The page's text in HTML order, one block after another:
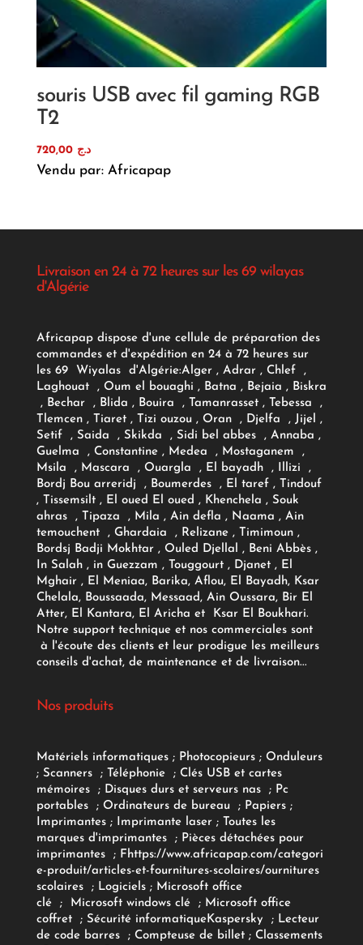
souris USB avec fil gaming RGB
T2
د.ج 720,00
Vendu par: Africapap
Livraison en 24 à 72 heures sur les 69 wilayas
d'Algérie
Africapap dispose d'une cellule de préparation des
commandes et d'expédition en 24 à 72 heures sur
les 69 Wiyalas d'Algérie:Alger , Adrar, Chlef ,
Laghouat , Oum el bouaghi , Batna , Bejaia , Biskra
, Bechar , Blida , Bouira , Tamanrasset , Tebessa ,
Tlemcen , Tiaret , Tizi ouzou , Oran , Djelfa , Jijel ,
Setif , Saida , Skikda , Sidi bel abbes , Annaba ,
Guelma , Constantine , Medea , Mostaganem ,
Msila , Mascara , Ouargla , El bayadh , Illizi ,
Bordj Bou arreridj , Boumerdes , El taref , Tindouf
, Tissemsilt , El oued El oued , Khenchela , Souk
ahras , Tipaza , Mila , Ain defla , Naama , Ain
temouchent , Ghardaia , Relizane , Timimoun ,
Bordsj Badji Mokhtar , Ouled Djellal , Beni Abbès ,
In Salah , in Guezzam , Touggourt , Djanet , El
Mghair , El Meniaa, Barika, Aflou, El Bayadh, Ksar
Chelala, Boussaada, Messaad, Ain Oussara, Bir El
Atter, El Kantara, El Aricha et Ksar El Boukhari.
Notre support technique et nos commerciales sont
à l'écoute des clients et leur prodigue les meilleurs
conseils d'achat, de maintenance et de livraison...
Nos produits
Matériels informatiques; Photocopieurs; Onduleurs
; Scanners ; Téléphonie ; Clés USB et cartes
mémoires
; Disques durs et serveurs nas ; Pc
portables
; Ordinateurs de bureau ; Papiers;
Imprimantes;Imprimante laser; Toutes les
marques d'imprimantes
; Pièces détachées pour
imprimantes
; Fhttps://www.africapap.com/categori
e-produit/articles-et-fournitures-scolaires/ournitures
scolaires; Logiciels ; Microsoft office
clé
; Microsoft windows clé; Microsoft office
coffret ; Sécurité informatiqueKaspersky ; Lecteur
de code barres
; Compteuse de billet; Classements